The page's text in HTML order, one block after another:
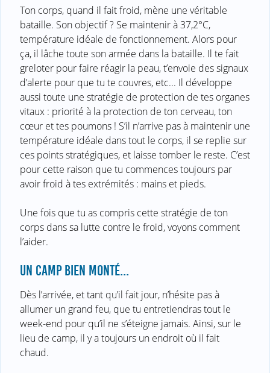
Ton corps, quand il fait froid, mène une véritable
bataille. Son objectif ? Se maintenir à 37,2°C,
température idéale de fonctionnement. Alors pour
ça, il lâche toute son armée dans la bataille. Il te fait
greloter pour faire réagir la peau, t’envoie des signaux
d’alerte pour que tu te couvres, etc... Il développe
aussi toute une stratégie de protection de tes organes
vitaux : priorité à la protection de ton cerveau, ton
cœur et tes poumons ! S’il n’arrive pas à maintenir une
température idéale dans tout le corps, il se replie sur
ces points stratégiques, et laisse tomber le reste. C’est
pour cette raison que tu commences toujours par
avoir froid à tes extrémités : mains et pieds.
Une fois que tu as compris cette stratégie de ton
corps dans sa lutte contre le froid, voyons comment
l’aider.
UN CAMP BIEN MONTÉ...
Dès l’arrivée, et tant qu’il fait jour, n’hésite pas à
allumer un grand feu, que tu entretiendras tout le
week-end pour qu’il ne s’éteigne jamais. Ainsi, sur le
lieu de camp, il y a toujours un endroit où il fait
chaud.